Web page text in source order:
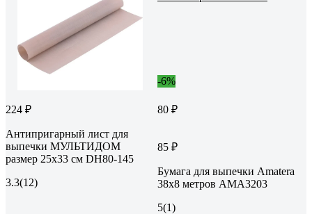
224 ₽
Антипригарный лист для
выпечки МУЛЬТИДОМ
размер 25х33 см DH80-145
3.3(12)
-6%
80 ₽
85 ₽
Бумага для выпечки Amatera
38x8 метров AMA3203
5(1)